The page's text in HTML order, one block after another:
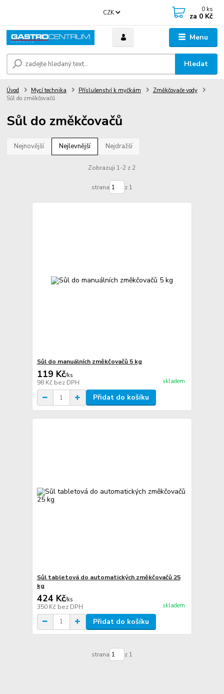
Menu
CZK
Hledat
0 ks
za 0 Kč
Úvod Mycí technika Příslušenství k myčkám
Změkčovače vody
Sůl do změkčovačů
Sůl do změkčovačů
Nejnovější Nejlevnější Nejdražší
Zobrazuji 1-2 z 2
strana z 1
Sůl do manuálních změkčovačů 5 kg
119 Kč/ks
98 Kč bez DPH skladem
Přidat do košíku
Sůl tabletová do automatických změkčovačů 25
kg
424 Kč/ks
350 Kč bez DPH skladem
Přidat do košíku
strana z 1